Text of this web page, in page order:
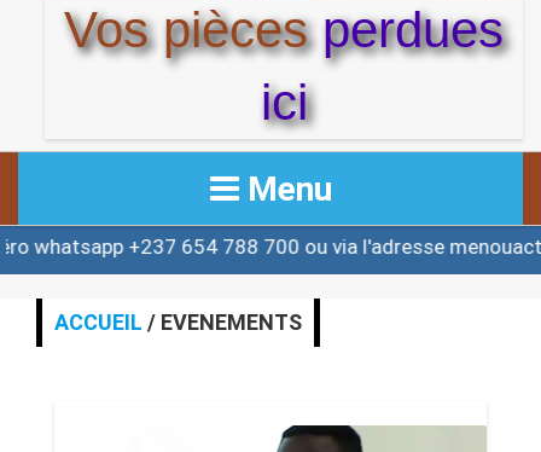
Vos piècesperdues
ici
Menu
ACCUEIL
ACTUALITE
+237 654 788 700 ou via l'adresse
ACCUEIL / EVENEMENTS